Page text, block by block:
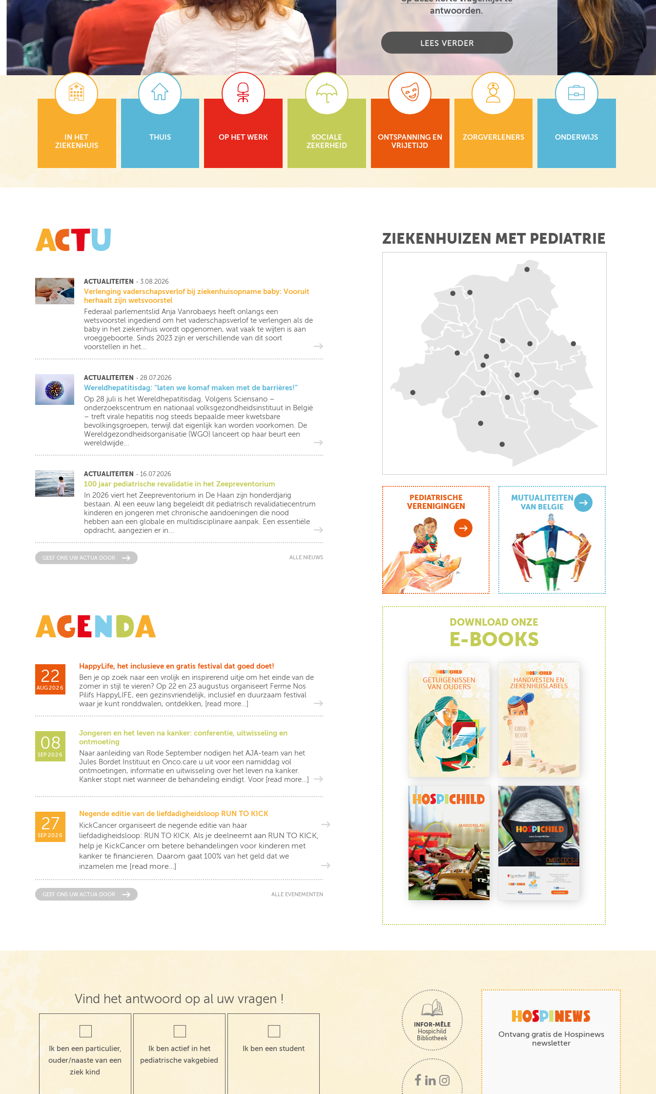
antwoorden.
LEES VERDER
IN HET
ZIEKENHUIS
THUIS OP HET WERK
SOCIALE
ZEKERHEID
ONTSPANNING EN
VRIJETIJD
ZORGVERLENERS ONDERWIJS
ACTUALITEITEN - 3.08.2026
Verlenging vaderschapsverlof bij ziekenhuisopname baby: Vooruit
herhaalt zijn wetsvoorstel
Federaal parlementslid Anja Vanrobaeys heeft onlangs een
wetsvoorstel ingediend om het vaderschapsverlof te verlengen als de
baby in het ziekenhuis wordt opgenomen, wat vaak te wijten is aan
vroeggeboorte. Sinds 2023 zijn er verschillende van dit soort
voorstellen in het...
ACTUALITEITEN - 28.07.2026
Wereldhepatitisdag: “laten we komaf maken met de barrières!”
Op 28 juli is het Wereldhepatitisdag. Volgens Sciensano –
onderzoekscentrum en nationaal volksgezondheidsinstituut in België
– treft virale hepatitis nog steeds bepaalde meer kwetsbare
bevolkingsgroepen, terwijl dat eigenlijk kan worden voorkomen. De
Wereldgezondheidsorganisatie (WGO) lanceert op haar beurt een
wereldwijde...
ACTUALITEITEN - 16.07.2026
100 jaar pediatrische revalidatie in het Zeepreventorium
In 2026 viert het Zeepreventorium in De Haan zijn honderdjarig
bestaan. Al een eeuw lang begeleidt dit pediatrisch revalidatiecentrum
kinderen en jongeren met chronische aandoeningen die nood
hebben aan een globale en multidisciplinaire aanpak. Een essentiële
opdracht, aangezien er in...
ALLE NIEUWS
GEEF ONS UW ACTUA DOOR
22
AUG2026
HappyLife, het inclusieve en gratis festival dat goed doet!
Ben je op zoek naar een vrolijk en inspirerend uitje om het einde van de
zomer in stijl te vieren? Op 22 en 23 augustus organiseert Ferme Nos
Pilifs HappyLIFE, een gezinsvriendelijk, inclusief en duurzaam festival
waar je kunt ronddwalen, ontdekken, [read more…]
08
SEP2026
Jongeren en het leven na kanker: conferentie, uitwisseling en
ontmoeting
Naar aanleiding van Rode September nodigen het AJA-team van het
Jules Bordet Instituut en Onco.care u uit voor een namiddag vol
ontmoetingen, informatie en uitwisseling over het leven na kanker.
Kanker stopt niet wanneer de behandeling eindigt. Voor [read more…]
27
SEP2026
Negende editie van de liefdadigheidsloop RUN TO KICK
KickCancer organiseert de negende editie van haar
liefdadigheidsloop: RUN TO KICK. Als je deelneemt aan RUN TO KICK,
help je KickCancer om betere behandelingen voor kinderen met
kanker te financieren. Daarom gaat 100% van het geld dat we
inzamelen me [read more…]
ALLE EVENEMENTEN
GEEF ONS UW ACTUA DOOR
ZIEKENHUIZEN MET PEDIATRIE
PEDIATRISCHE
VERENIGINGEN
MUTUALITEITEN
VAN BELGIE
DOWNLOAD ONZE
E-BOOKS
Vind het antwoord op al uw vragen !
Ik ben een particulier,
ouder/naaste van een
ziek kind
Ik ben actief in het
pediatrische vakgebied
Ik ben een student
INFOR-MÊLE
Hospichild
Bibliotheek
Ontvang gratis de Hospinews
newsletter